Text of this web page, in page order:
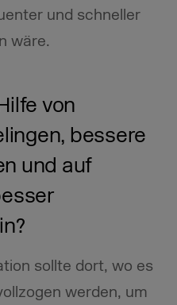
und schneller
wäre.
von
bessere
und auf
sollte dort, wo es
werden, um